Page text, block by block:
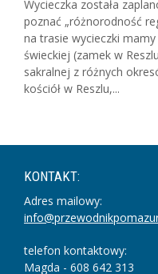
Wycieczka została
poznać „różnorodność
na trasie wycieczki
świeckiej (zamek w
sakralnej z różnych
kościół w Reszlu,...
KONTAKT:
Adres mailowy:
telefon kontaktowy:
Magda - 608 642 313